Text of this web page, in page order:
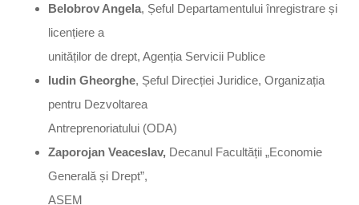
Belobrov Angela, Șeful Departamentului înregistrare și
licențiere a
unităților de drept, Agenția Servicii Publice
Iudin Gheorghe, Șeful Direcției Juridice, Organizația
pentru Dezvoltarea
Antreprenoriatului (ODA)
Zaporojan Veaceslav, Decanul Facultății „Economie
Generală și Drept”,
ASEM